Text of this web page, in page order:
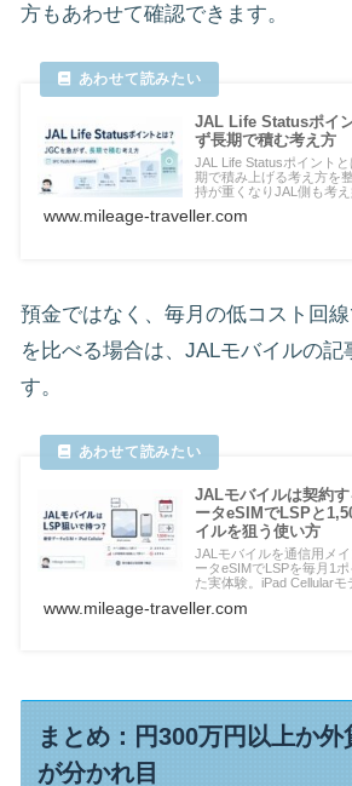
方もあわせて確認できます。
JAL Life Statusポイ
ず長期で積む考え方
JAL Life Statusポイント
期で積み上げる考え方を
持が重くなりJAL側も考
便・JALカード・JRE
確認します。
www.mileage-traveller.com
預金ではなく、毎月の低コスト回
を比べる場合は、JALモバイルの記
す。
JALモバイルは契約
ータeSIMでLSPと
イルを狙う使い方
JALモバイルを通信用メ
ータeSIMでLSPを毎月1
た実体験。iPad Cellularモ
点を整理します。
www.mileage-traveller.com
まとめ：円300万円以上か
が分かれ目